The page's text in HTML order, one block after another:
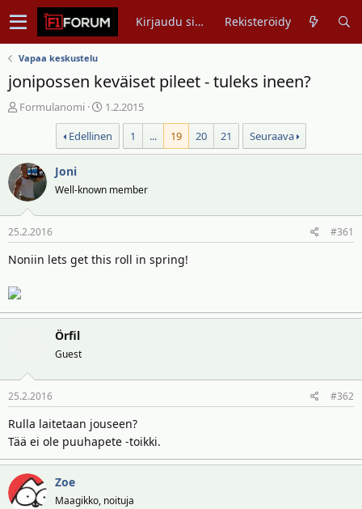
Kirjaudu sisään Rekisteröidy
Vapaa keskustelu
jonipossen keväiset pileet - tuleks ineen?
V
s
t
i
k
e
t
u
a
l
t
a
a
Formulanomi
A
l
o
i
u
p
i
v
ä
1.2.2015
Edellinen
1 ... 19 20 21 Seuraava
Joni
Well-known member
25.2.2016 #361
Noniin lets get this roll in spring!
Örfil
Guest
25.2.2016 #362
Rulla laitetaan jouseen?
Tää ei ole puuhapete -toikki.
Zoe
Maagikko, noituja